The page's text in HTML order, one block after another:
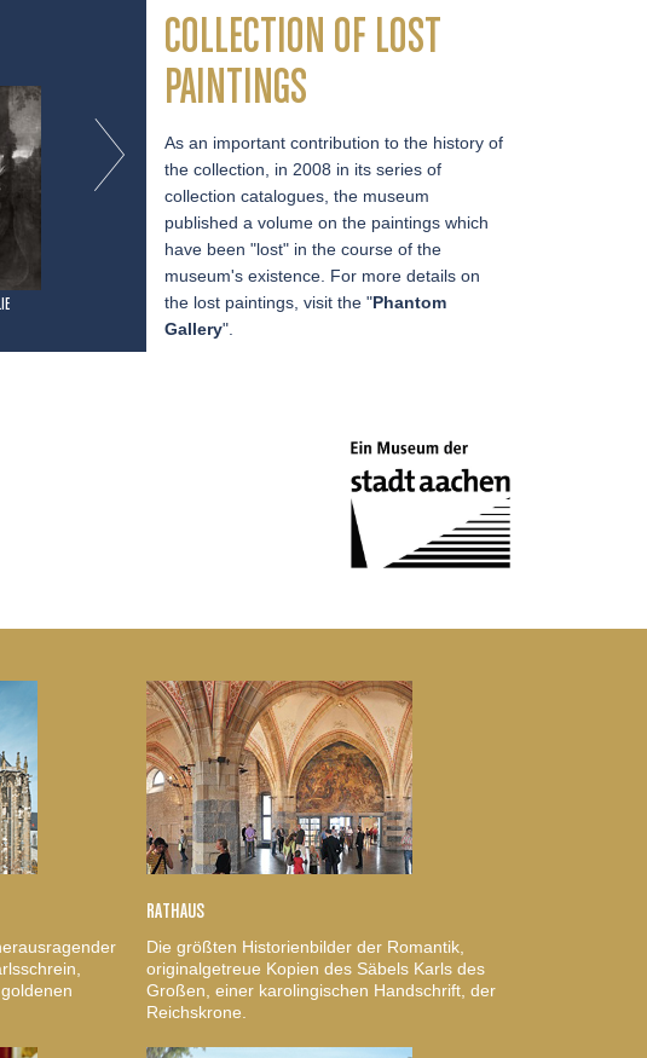
GEBIRGSLANDSCHAFT IM
MÄRTYRIUM DES HL.
COLLECTION OF LOST
PAINTINGS
As an important contribution to the history of
the collection, in 2008 in its series of
collection catalogues, the museum
published a volume on the paintings which
have been "lost" in the course of the
museum's existence. For more details on
the lost paintings, visit the "Phantom
Gallery".
RATHAUS
Die größten Historienbilder der Romantik,
originalgetreue Kopien des Säbels Karls des
Großen, einer karolingischen Handschrift, der
Reichskrone.